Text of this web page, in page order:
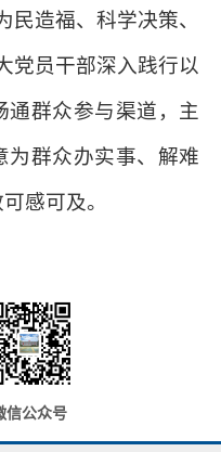
民造福、科学决策、
党员干部深入践行以
通群众参与渠道，主
为群众办实事、解难
感可及。
信公众号